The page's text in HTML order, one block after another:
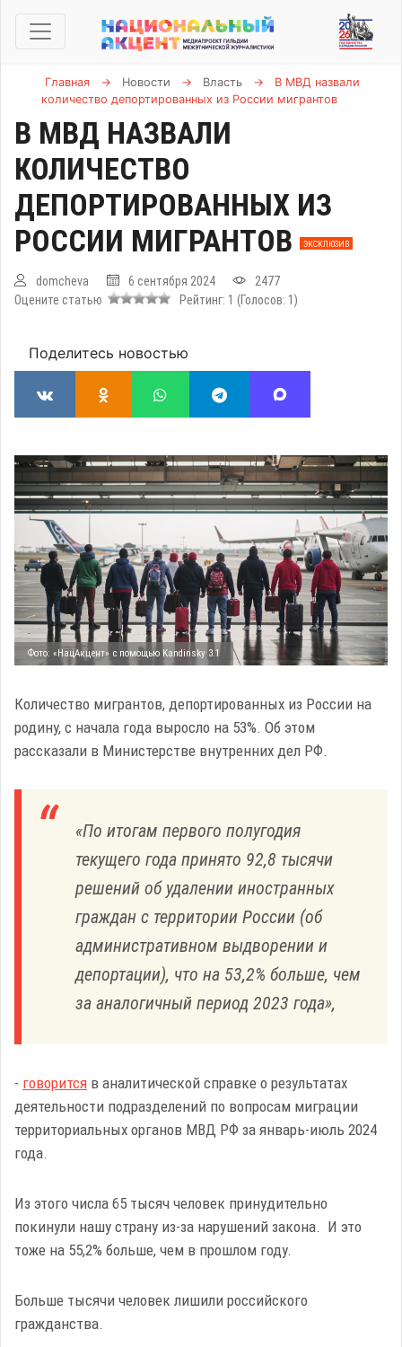
Главная → Новости → Власть →
В МВД назвали
количество депортированных из России мигрантов
В МВД НАЗВАЛИ
КОЛИЧЕСТВО
ДЕПОРТИРОВАННЫХ ИЗ
РОССИИ МИГРАНТОВ
ЭКСКЛЮЗИВ
domcheva 6 сентября 2024
2477
Оцените статью
Рейтинг: 1 (Голосов: 1 )
Поделитесь новостью
Фото: «НацАкцент» с помощью Kandinsky 3.1
Количество мигрантов, депортированных из России на
родину, с начала года выросло на 53%. Об этом
рассказали в Министерстве внутренних дел РФ.
«По итогам первого полугодия
текущего года принято 92,8 тысячи
решений об удалении иностранных
граждан с территории России (об
административном выдворении и
депортации), что на 53,2% больше, чем
за аналогичный период 2023 года»,
- говорится в аналитической справке о результатах
деятельности подразделений по вопросам миграции
территориальных органов МВД РФ за январь-июль 2024
года.
Из этого числа 65 тысяч человек принудительно
покинули нашу страну из-за нарушений закона. И это
тоже на 55,2% больше, чем в прошлом году.
Больше тысячи человек лишили российского
гражданства.